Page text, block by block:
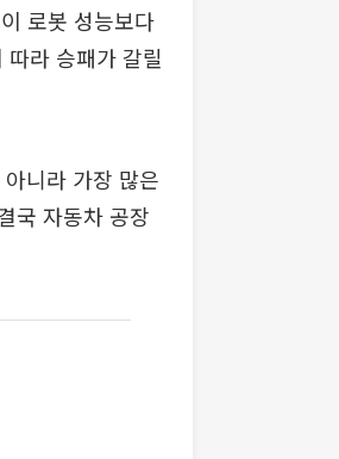
로봇 성능보다
라 승패가 갈릴
니라 가장 많은
국 자동차 공장